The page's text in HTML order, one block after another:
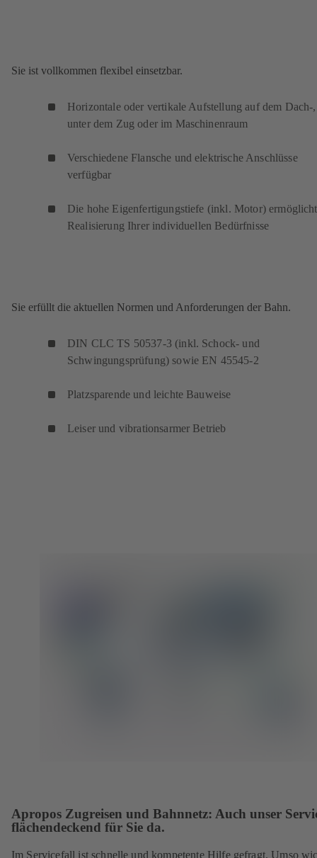
Sie ist vollkommen flexibel einsetzbar.
Horizontale oder vertikale Aufstellung auf dem Dach-,
unter dem Zug oder im Maschinenraum
Verschiedene Flansche und elektrische Anschlüsse
verfügbar
Die hohe Eigenfertigungstiefe (inkl. Motor)
Realisierung Ihrer individuellen Bedürfnisse
Sie erfüllt die aktuellen Normen und Anforderungen der Bahn.
DIN CLC TS 50537-3 (inkl. Schock- und
Schwingungsprüfung) sowie EN 45545-2
Platzsparende und leichte Bauweise
Leiser und vibrationsarmer Betrieb
Apropos Zugreisen und Bahnnetz: Auch unser
flächendeckend für Sie da.
Im Servicefall ist schnelle und kompetente Hilfe gefragt. Umso